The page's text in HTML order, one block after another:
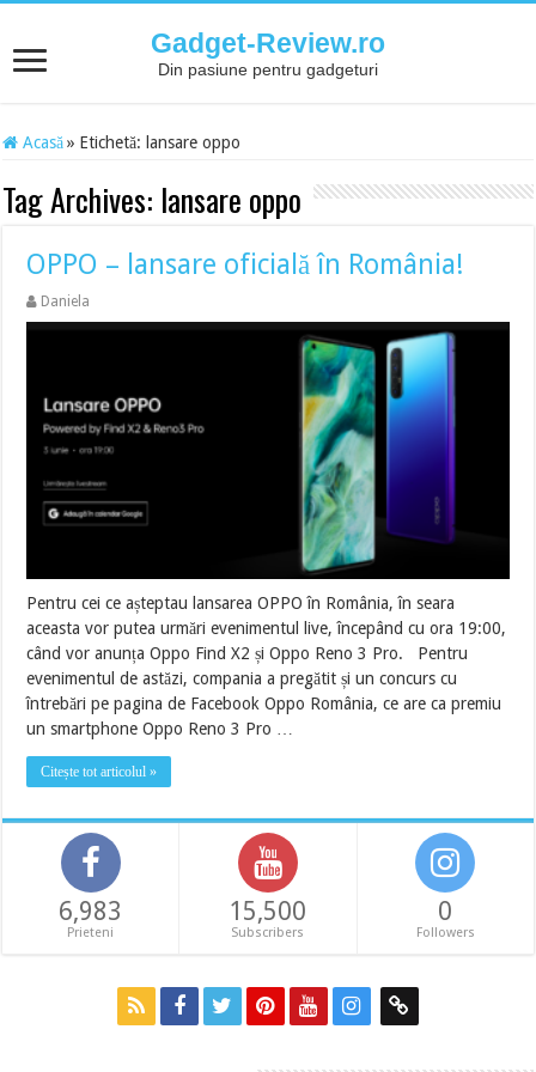
Gadget-Review.ro
Din pasiune pentru gadgeturi
Acasă » Etichetă: lansare oppo
Tag Archives: lansare oppo
OPPO – lansare oficială în România!
Daniela
Pentru cei ce așteptau lansarea OPPO în România, în seara
aceasta vor putea urmări evenimentul live, începând cu ora 19:00,
când vor anunța Oppo Find X2 și Oppo Reno 3 Pro. Pentru
evenimentul de astăzi, compania a pregătit și un concurs cu
întrebări pe pagina de Facebook Oppo România, ce are ca premiu
un smartphone Oppo Reno 3 Pro …
Citește tot articolul »
6,983
Prieteni
15,500
Subscribers
0
Followers